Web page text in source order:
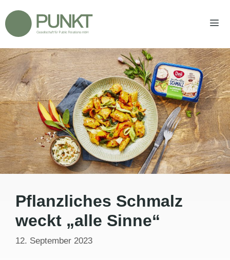
Inhalt
springen
Pflanzliches Schmalz
weckt „alle Sinne“
12. September 2023